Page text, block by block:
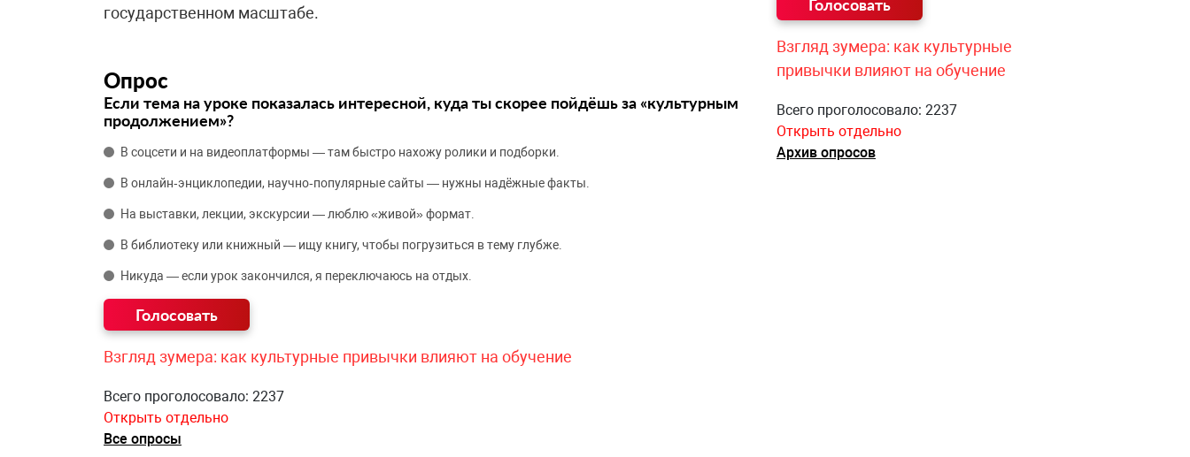
государственном масштабе.
Опрос
Если тема на уроке показалась интересной, куда ты скорее пойдёшь за «культурным
продолжением»?
В соцсети и на видеоплатформы — там быстро нахожу ролики и подборки.
В онлайн‑энциклопедии, научно‑популярные сайты — нужны надёжные факты.
На выставки, лекции, экскурсии — люблю «живой» формат.
В библиотеку или книжный — ищу книгу, чтобы погрузиться в тему глубже.
Никуда — если урок закончился, я переключаюсь на отдых.
Взгляд зумера: как культурные привычки влияют на обучение
Всего проголосовало: 2237
Открыть отдельно
Все опросы
Взгляд зумера: как культурные
привычки влияют на обучение
Всего проголосовало: 2237
Открыть отдельно
Архив опросов